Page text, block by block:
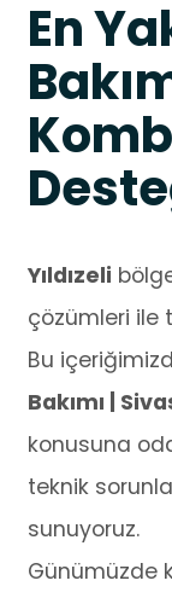
En
Yıldızeli
çözümleri ile
Bu
Bakımı |
konusuna
teknik
sunuyoruz.
Günümüzde